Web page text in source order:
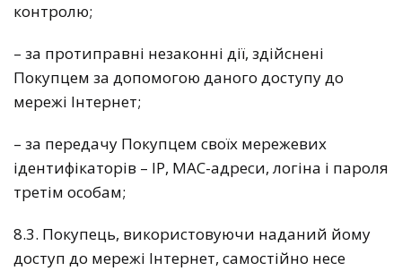
контролю;
– за протиправні незаконні дії, здійснені
Покупцем за допомогою даного доступу до
мережі Інтернет;
– за передачу Покупцем своїх мережевих
ідентифікаторів – IP, MAC-адреси, логіна і пароля
третім особам;
8.3. Покупець, використовуючи наданий йому
доступ до мережі Інтернет, самостійно несе